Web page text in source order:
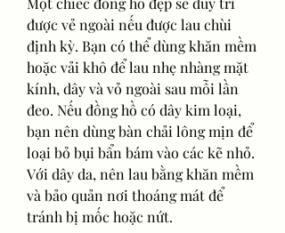
được vẻ ngoài nếu được lau chùi
định kỳ. Bạn có thể dùng khăn mềm
hoặc vải khô để lau nhẹ nhàng mặt
kính, dây và vỏ ngoài sau mỗi lần
đeo. Nếu đồng hồ có dây kim loại,
bạn nên dùng bàn chải lông mịn để
loại bỏ bụi bẩn bám vào các kẽ nhỏ.
Với dây da, nên lau bằng khăn mềm
và bảo quản nơi thoáng mát để
tránh bị mốc hoặc nứt.